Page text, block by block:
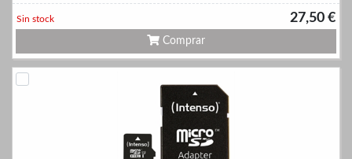
27,50 €
Sin stock
Comprar